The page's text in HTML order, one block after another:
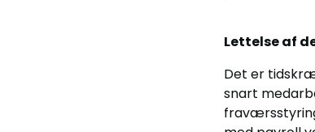
Lettelse af
Det er
snart